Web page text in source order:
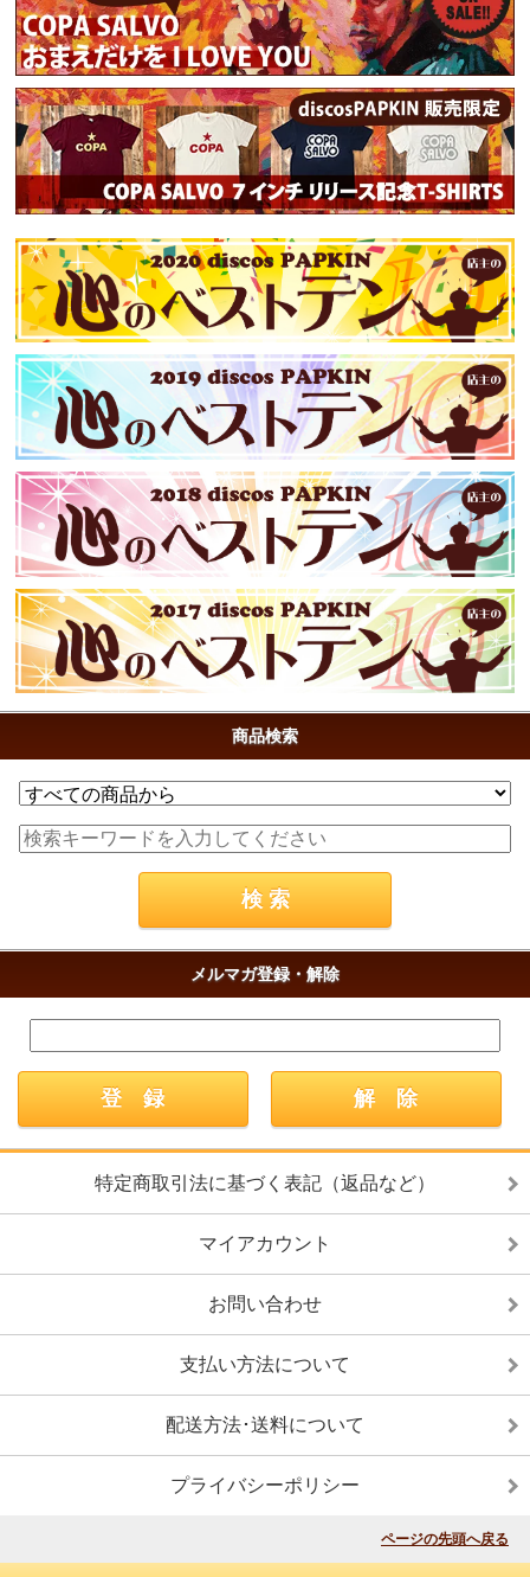
商品検索
メルマガ登録・解除
特定商取引法に基づく表記（返品など）
マイアカウント
お問い合わせ
支払い方法について
配送方法･送料について
プライバシーポリシー
ページの先頭へ戻る